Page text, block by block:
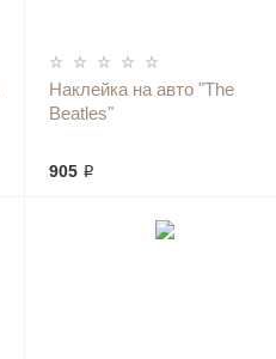
Наклейка на авто "The
Beatles"
905 ₽